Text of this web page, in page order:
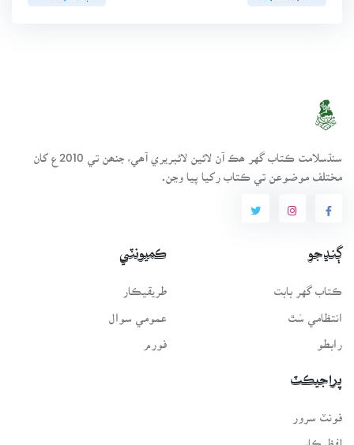
سنڌسلامت ڪتاب گهر ھڪ آن لائين لائبريري آھي، جنھن تي 2010ع کان
مختلف موضوعن تي ڪتاب رکيا پيا وڃن.
ڳنڍجو
ڪتاب گهر بابت
انتظامي سَٿ
رابطو
ڪميونٽي
طريقيڪار
عمومي سوال
فورم
پراجيڪٽ
لفظيڪار